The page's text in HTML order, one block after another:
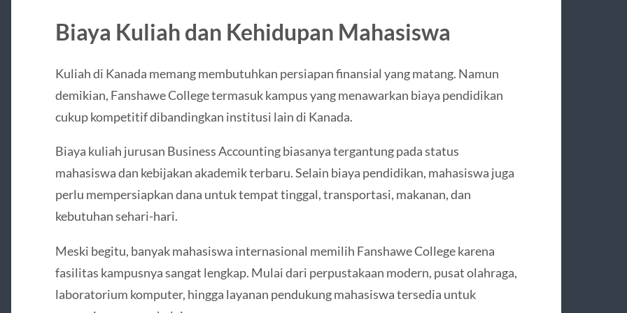
Biaya Kuliah dan Kehidupan Mahasiswa
Kuliah di Kanada memang membutuhkan persiapan finansial yang matang. Namun
demikian, Fanshawe College termasuk kampus yang menawarkan biaya pendidikan
cukup kompetitif dibandingkan institusi lain di Kanada.
Biaya kuliah jurusan Business Accounting biasanya tergantung pada status
mahasiswa dan kebijakan akademik terbaru. Selain biaya pendidikan, mahasiswa juga
perlu mempersiapkan dana untuk tempat tinggal, transportasi, makanan, dan
kebutuhan sehari-hari.
Meski begitu, banyak mahasiswa internasional memilih Fanshawe College karena
fasilitas kampusnya sangat lengkap. Mulai dari perpustakaan modern, pusat olahraga,
laboratorium komputer, hingga layanan pendukung mahasiswa tersedia untuk